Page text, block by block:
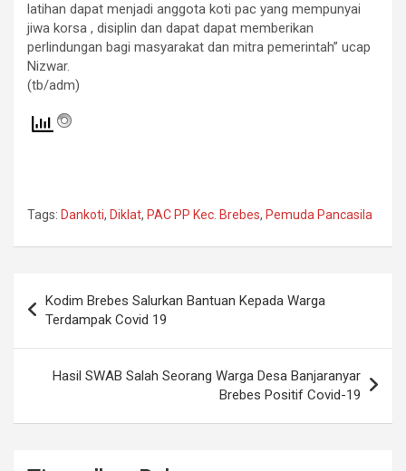
latihan dapat menjadi anggota koti pac yang mempunyai
jiwa korsa , disiplin dan dapat dapat memberikan
perlindungan bagi masyarakat dan mitra pemerintah” ucap
Nizwar.
(tb/adm)
Tags: Dankoti, Diklat, PAC PP Kec. Brebes, Pemuda Pancasila
pos
Kodim Brebes Salurkan Bantuan Kepada Warga
Terdampak Covid 19
Hasil SWAB Salah Seorang Warga Desa Banjaranyar
Brebes Positif Covid-19